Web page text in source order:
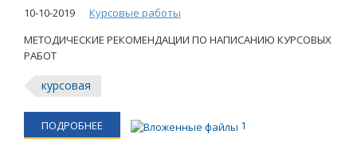
10-10-2019
Курсовые работы
МЕТОДИЧЕСКИЕ РЕКОМЕНДАЦИИ ПО НАПИСАНИЮ КУРСОВЫХ
РАБОТ
курсовая
ПОДРОБНЕЕ 1